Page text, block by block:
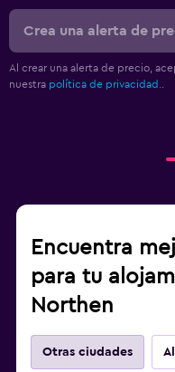
Crea una alerta de
Al crear una alerta de precio,
nuestra política de privacidad.
Encuentra
para tu
Northen
Otras ciudades